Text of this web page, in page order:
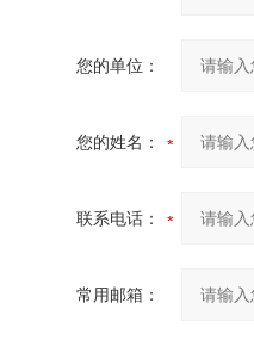
您的单位：
您的姓名：
联系电话：
常用邮箱：